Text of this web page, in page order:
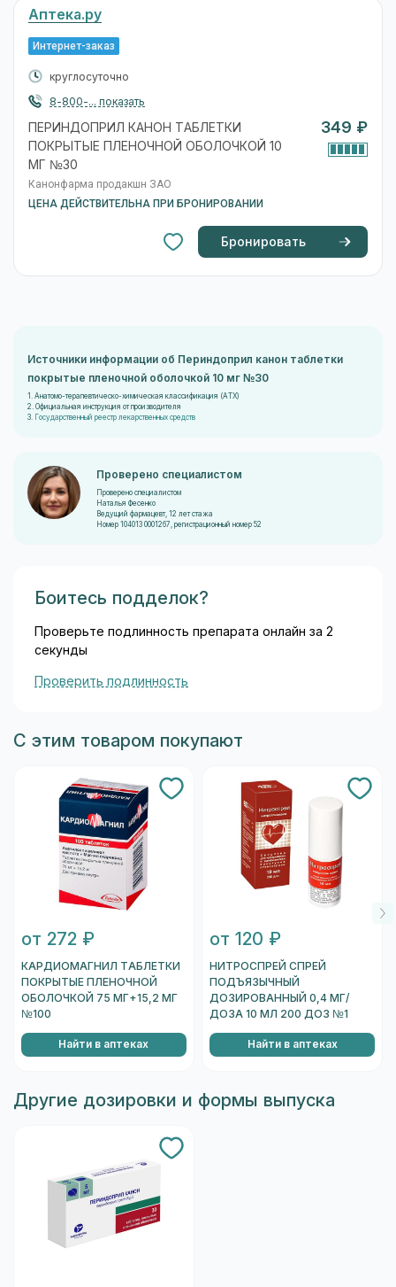
Аптека.ру
Интернет-заказ
круглосуточно
8-800-... показать
ПЕРИНДОПРИЛ КАНОН ТАБЛЕТКИ
ПОКРЫТЫЕ ПЛЕНОЧНОЙ ОБОЛОЧКОЙ 10
МГ №30
Канонфарма продакшн ЗАО
ЦЕНА ДЕЙСТВИТЕЛЬНА ПРИ БРОНИРОВАНИИ
349 ₽
Бронировать
Источники информации об Периндоприл канон таблетки
покрытые пленочной оболочкой 10 мг №30
1. Анатомо-терапевтическо-химическая классификация (ATX)
2. Официальная инструкция от производителя
3.
Государственный реестр лекарственных средств
Проверено специалистом
Проверено специалистом
Наталья Фесенко
Ведущий фармацевт, 12 лет стажа
Номер 104013 0001267, регистрационный номер 52
Боитесь подделок?
Проверьте подлинность препарата онлайн за 2
секунды
Проверить подлинность
С этим товаром покупают
от 272 ₽
КАРДИОМАГНИЛ ТАБЛЕТКИ
ПОКРЫТЫЕ ПЛЕНОЧНОЙ
ОБОЛОЧКОЙ 75 МГ+15,2 МГ
№100
Найти в аптеках
от 120 ₽
НИТРОСПРЕЙ СПРЕЙ
ПОДЪЯЗЫЧНЫЙ
ДОЗИРОВАННЫЙ 0,4 МГ/
ДОЗА 10 МЛ 200 ДОЗ №1
Найти в аптеках
Другие дозировки и формы выпуска